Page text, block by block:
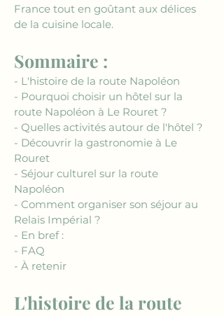
France tout en goûtant aux délices
de la cuisine locale.
Sommaire :
- L'histoire de la route Napoléon
- Pourquoi choisir un hôtel sur la
route Napoléon à Le Rouret ?
- Quelles activités autour de l'hôtel ?
- Découvrir la gastronomie à Le
Rouret
- Séjour culturel sur la route
Napoléon
- Comment organiser son séjour au
Relais Impérial ?
- En bref :
- FAQ
- À retenir
L'histoire de la route